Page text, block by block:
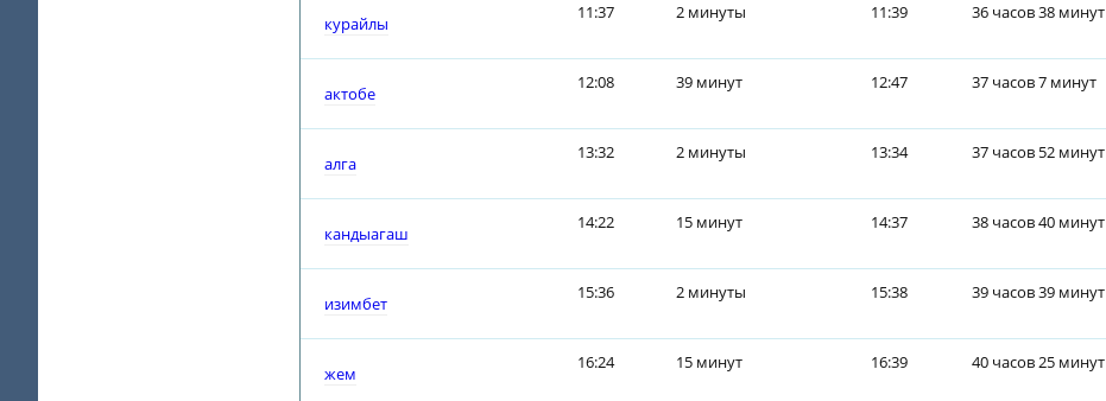
курайлы
11:37 2 минуты 11:39 36 часов 38 минут
актобе
12:08 39 минут 12:47 37 часов 7 минут
алга
13:32 2 минуты 13:34 37 часов 52 минут
кандыагаш
14:22 15 минут 14:37 38 часов 40 минут
изимбет
15:36 2 минуты 15:38 39 часов 39 минут
жем
16:24 15 минут 16:39 40 часов 25 минут